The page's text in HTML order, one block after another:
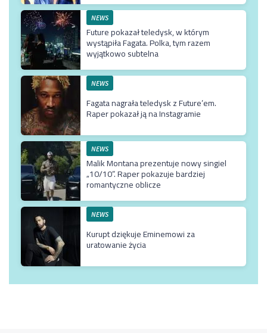
NEWS
Future pokazał teledysk, w którym
wystąpiła Fagata. Polka, tym razem
wyjątkowo subtelna
NEWS
Fagata nagrała teledysk z Future’em.
Raper pokazał ją na Instagramie
NEWS
Malik Montana prezentuje nowy singiel
„10/10”. Raper pokazuje bardziej
romantyczne oblicze
NEWS
Kurupt dziękuje Eminemowi za
uratowanie życia